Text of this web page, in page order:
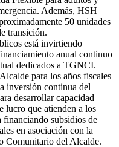
Además, HSH
50 unidades
transición.
está invirtiendo
anual continuo
dedicados a TGNCI.
para los años fiscales
inversión continua del
desarrollar capacidad
lucro que atienden a los
subsidios de
en asociación con la
Comunitario del Alcalde.